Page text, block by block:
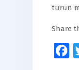
turun
Share